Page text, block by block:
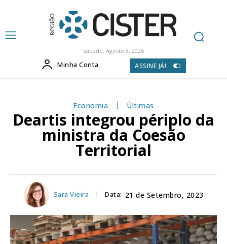
Sábado, Agosto 8, 2026
Minha Conta ASSINE JÁ!
Economia Últimas
Deartis integrou périplo da
ministra da Coesão
Territorial
Sara Vieira Data: 21 de Setembro, 2023